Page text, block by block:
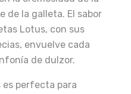
de la galleta. El sabor
Lotus, con sus
envuelve cada
de dulzor.
es perfecta para